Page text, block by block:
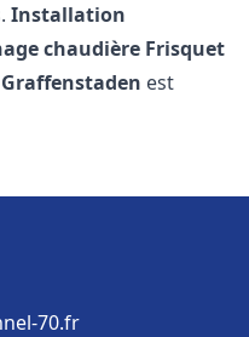
Installation
chaudière Frisquet
est
70.fr